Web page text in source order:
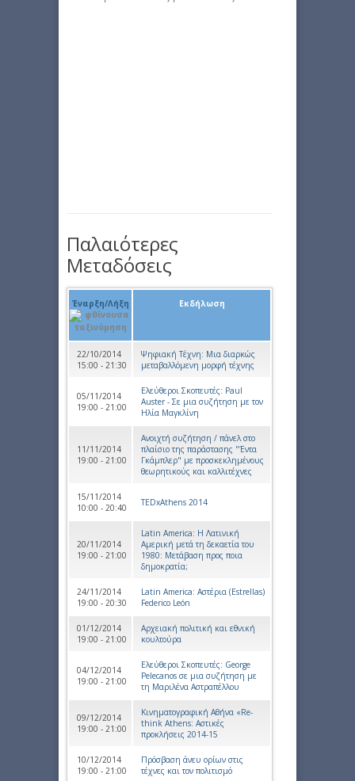
Παλαιότερες
Μεταδόσεις
Έναρξη/Λήξη Εκδήλωση
22/10/2014
15:00 - 21:30
Ψηφιακή Τέχνη: Μια διαρκώς
μεταβαλλόμενη μορφή τέχνης
05/11/2014
19:00 - 21:00
Ελεύθεροι Σκοπευτές: Paul
Auster - Σε μια συζήτηση με τον
Ηλία Μαγκλίνη
11/11/2014
19:00 - 21:00
Ανοιχτή συζήτηση / πάνελ στο
πλαίσιο της παράστασης "Έντα
Γκάμπλερ" με προσκεκλημένους
θεωρητικούς και καλλιτέχνες
15/11/2014
10:00 - 20:40
TEDxAthens 2014
20/11/2014
19:00 - 21:00
Latin America: Η Λατινική
Αμερική μετά τη δεκαετία του
1980: Μετάβαση προς ποια
δημοκρατία;
24/11/2014
19:00 - 20:30
Latin America: Αστέρια (Estrellas)
Federico León
01/12/2014
19:00 - 21:00
Αρχειακή πολιτική και εθνική
κουλτούρα
04/12/2014
19:00 - 21:00
Ελεύθεροι Σκοπευτές: George
Pelecanos σε μια συζήτηση με
τη Μαριλένα Αστραπέλλου
09/12/2014
19:00 - 21:00
Κινηματογραφική Αθήνα «Re-
think Athens: Αστικές
προκλήσεις 2014-15
10/12/2014
19:00 - 21:00
Πρόσβαση άνευ ορίων στις
τέχνες και τον πολιτισμό